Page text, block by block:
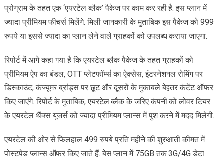
प्रोग्राम के तहत एक ‘एयरटेल ब्लैक’ पैकेज पर काम कर रही है. इस प्लान में
ज्यादा प्रीमियम फीचर्स मिलेंगे. मिली जानकारी के मुताबिक इस पैकेज को 999
रुपये या इससे ज्यादा का प्लान लेने वाले ग्राहकों को उपलब्ध कराया जाएगा.
रिपोर्ट में आगे कहा गया है कि एयरटेल ब्लैक पैकेज के तहत ग्राहकों को
प्रीमियम ऐप का बंडल, OTT प्लेटफॉर्म्स का ऐक्सेस, इंटरनेशनल रोमिंग पर
डिस्काउंट, कंज्यूमर ब्रांड्स पर छूट और दूसरों के मुकाबले बेहतर कंटेंट ऑफर
किए जाएंगे. रिपोर्ट के मुताबिक, एयरटेल ब्लैक के जरिए कंपनी को लोवर टियर
के एयरटेल थैंक्स यूजर्स को ज्यादा प्रीमियम प्लान्स में पुश करने में मदद मिलेगी.
एयरटेल की ओर से फिलहाल 499 रुपये प्रति महीने की शुरुआती कीमत में
पोस्टपेड प्लान्स ऑफर किए जाते हैं. बेस प्लान में 75GB तक 3G/4G डेटा